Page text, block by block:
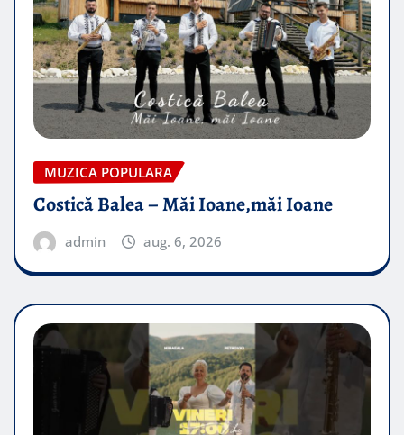
MUZICA POPULARA
Costică Balea – Măi Ioane,măi Ioane
admin aug. 6, 2026